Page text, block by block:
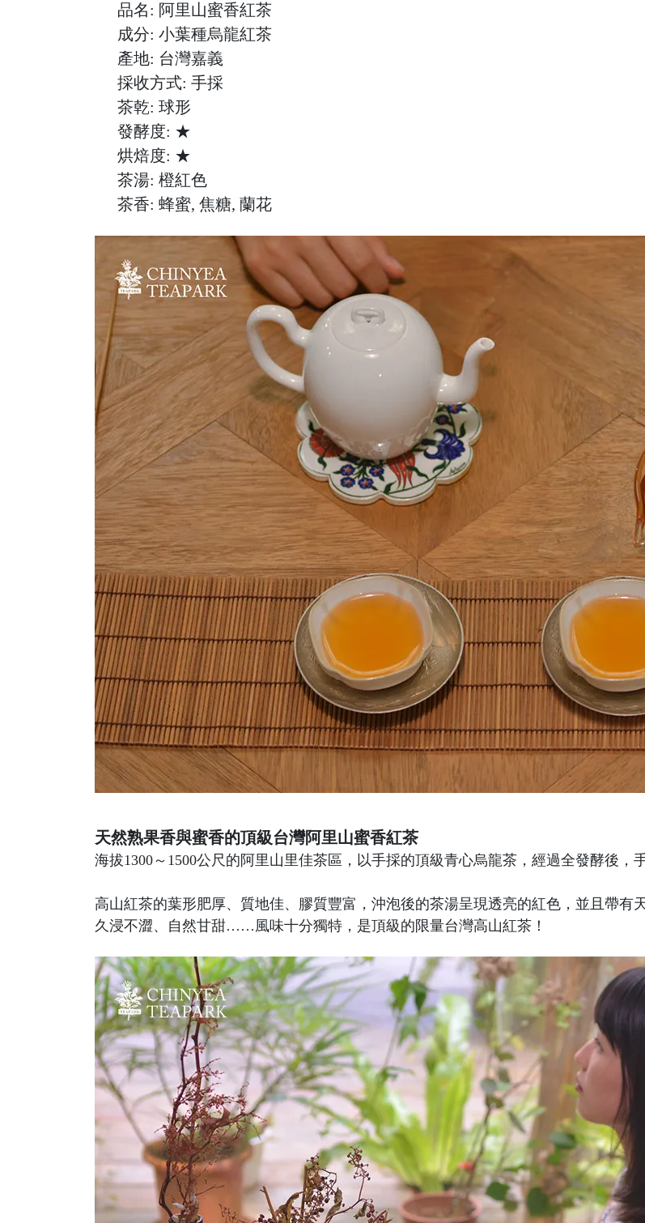
品名: 阿里山蜜香紅茶
成分: 小葉種烏龍紅茶
產地: 台灣嘉義
採收方式: 手採
茶乾: 球形
發酵度: ★
烘焙度: ★
茶湯: 橙紅色
茶香: 蜂蜜, 焦糖, 蘭花
天然熟果香與蜜香的頂級台灣阿里山蜜香紅茶
海拔1300～1500公尺的阿里山里佳茶區，以手採的頂級青心烏龍茶，經過全發酵後，
高山紅茶的葉形肥厚、質地佳、膠質豐富，沖泡後的茶湯呈現透亮的紅色，並且帶有
久浸不澀、自然甘甜……風味十分獨特，是頂級的限量台灣高山紅茶！